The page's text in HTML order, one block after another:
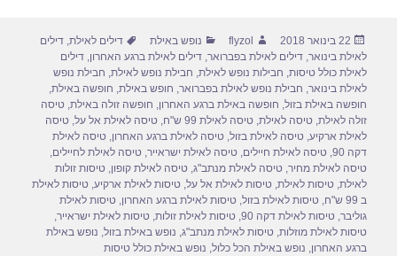
פורסם
בתאריך
22 בינואר 2018 מחבר
flyzol קטגוריות
נופש באילת תגיות
דילים לאילת,דילים
לאילת בינואר,דילים לאילת בפברואר,דילים לאילת ברגע האחרון,דילים
לאילת כולל טיסות, חבילות נופש לאילת, חבילת נופש לאילת, חבילת נופש
לאילת בינואר, חבילת נופש לאילת בפברואר, חופש באילת, חופשה באילת,
חופשה באילת בזול, חופשה באילת ברגע האחרון, חופשה זולה באילת,טיסה
זולה לאילת,טיסה לאילת,טיסה לאילת 99 ש"ח ,טיסה לאילת אל על,טיסה
לאילת ארקיע,טיסה לאילת בזול,טיסה לאילת ברגע האחרון,טיסה לאילת
דקה 90
,טיסה לאילת חיילים,טיסה לאילת ישראייר,טיסה לאילת לחיילים,
טיסה לאילת מחיר,טיסה לאילת מנתב"ג,טיסה לאילת קופון,טיסות זולות
לאילת,טיסות לאילת,טיסות לאילת אל על,טיסות לאילת ארקיע,טיסות לאילת
ב 99 ש"ח
,טיסות לאילת בזול,טיסות לאילת ברגע האחרון,טיסות לאילת
גוליבר,טיסות לאילת דקה 90 ,טיסות לאילת זולות,טיסות לאילת ישראייר,
טיסות לאילת מוזלות,טיסות לאילת מנתב"ג, נופש באילת בזול, נופש באילת
ברגע האחרון, נופש באילת הכל כלול, נופש באילת כולל טיסות